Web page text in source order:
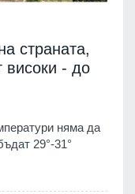
страната,
високи - до
няма да
29°-31°